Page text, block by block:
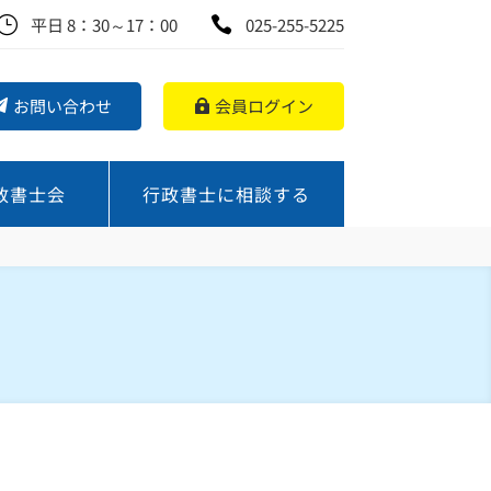
平日 8：30～17：00  025-255-5225
お問い合わせ 会員ログイン
書士会 行政書士に相談する